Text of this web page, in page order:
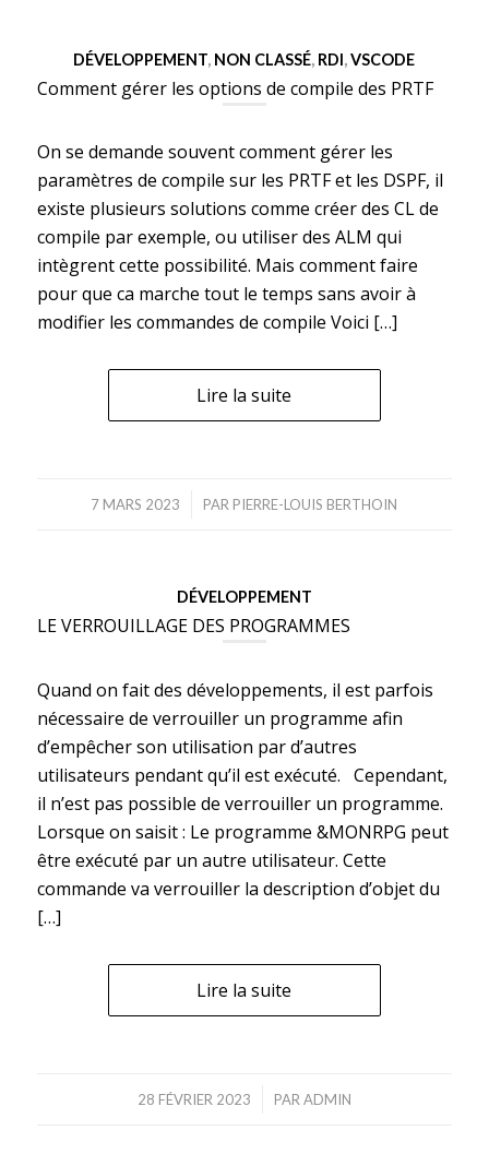
DÉVELOPPEMENT, NON CLASSÉ, RDI,VSCODE
Comment gérer les options de compile des PRTF
On se demande souvent comment gérer les
paramètres de compile sur les PRTF et les DSPF, il
existe plusieurs solutions comme créer des CL de
compile par exemple, ou utiliser des ALM qui
intègrent cette possibilité. Mais comment faire
pour que ca marche tout le temps sans avoir à
modifier les commandes de compile Voici […]
Lire la suite
7 MARS 2023
/ PAR PIERRE-LOUIS BERTHOIN
DÉVELOPPEMENT
LE VERROUILLAGE DES PROGRAMMES
Quand on fait des développements, il est parfois
nécessaire de verrouiller un programme afin
d’empêcher son utilisation par d’autres
utilisateurs pendant qu’il est exécuté. Cependant,
il n’est pas possible de verrouiller un programme.
Lorsque on saisit : Le programme &MONRPG peut
être exécuté par un autre utilisateur. Cette
commande va verrouiller la description d’objet du
[…]
Lire la suite
28 FÉVRIER 2023
/ PAR ADMIN